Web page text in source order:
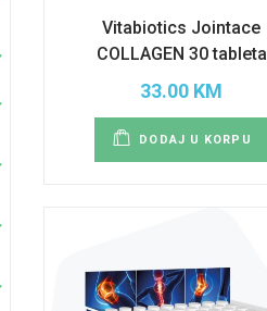
Vitabiotics Jointace
COLLAGEN 30 tableta
33.00 KM
DODAJ U KORPU